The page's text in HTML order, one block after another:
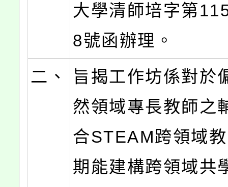
大學清師培字第
8號函辦理。
二、
旨揭工作坊係對於
然領域專長教師之
合STEAM跨領域
期能建構跨領域共